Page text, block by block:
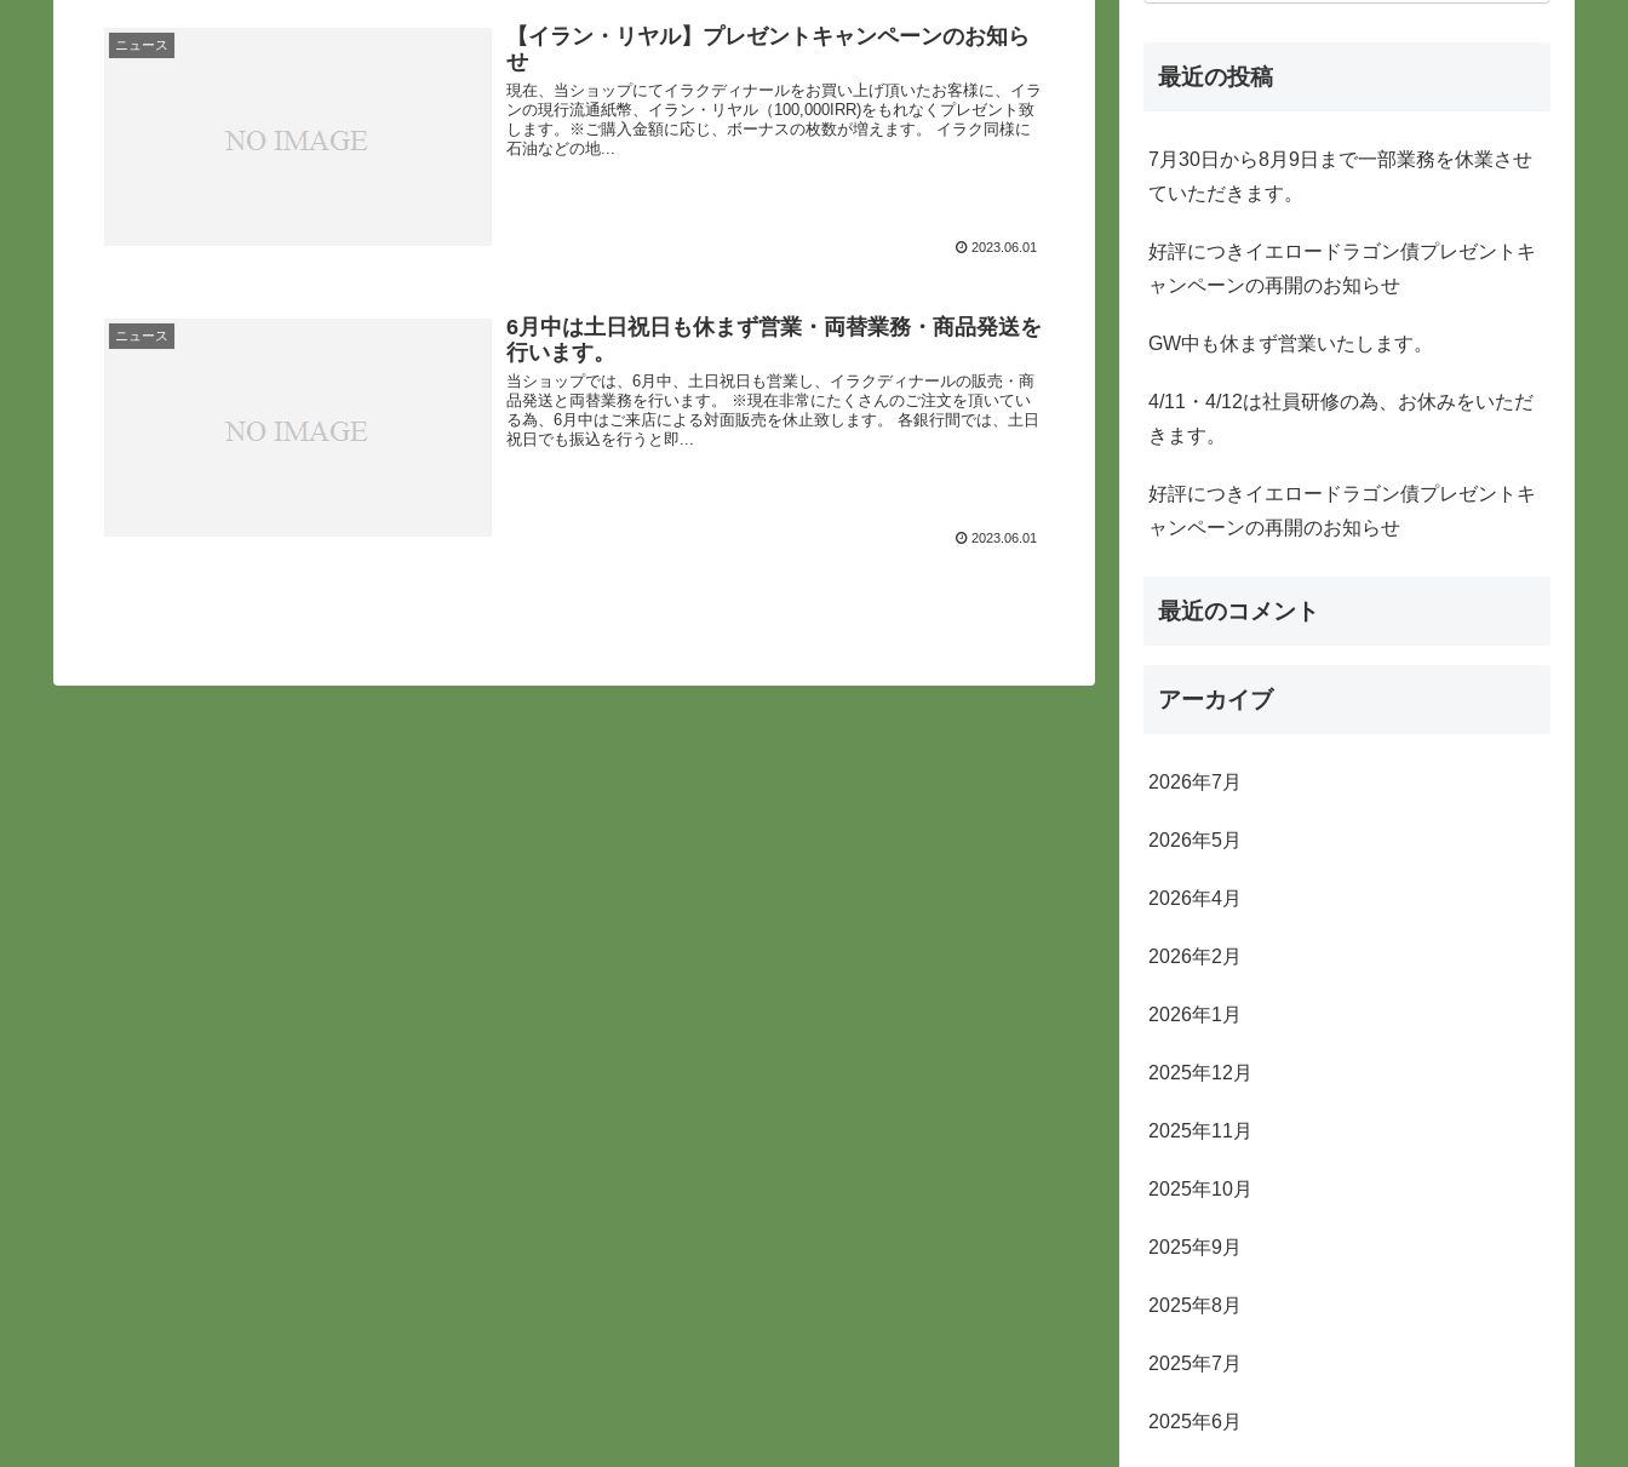
ニュース
【イラン・リヤル】プレゼントキャンペーンのお知ら
せ
現在、当ショップにてイラクディナールをお買い上げ頂いたお客様に、イラ
ンの現行流通紙幣、イラン・リヤル（100,000IRR)をもれなくプレゼント致
します。※ご購入金額に応じ、ボーナスの枚数が増えます。 イラク同様に
石油などの地...
2023.06.01
ニュース
6月中は土日祝日も休まず営業・両替業務・商品発送を
行います。
当ショップでは、6月中、土日祝日も営業し、イラクディナールの販売・商
品発送と両替業務を行います。 ※現在非常にたくさんのご注文を頂いてい
る為、6月中はご来店による対面販売を休止致します。 各銀行間では、土日
祝日でも振込を行うと即...
2023.06.01
最近の投稿
7月30日から8月9日まで一部業務を休業させ
ていただきます。
好評につきイエロードラゴン債プレゼントキ
ャンペーンの再開のお知らせ
GW中も休まず営業いたします。
4/11・4/12は社員研修の為、お休みをいただ
きます。
好評につきイエロードラゴン債プレゼントキ
ャンペーンの再開のお知らせ
最近のコメント
アーカイブ
2026年7月
2026年5月
2026年4月
2026年2月
2026年1月
2025年12月
2025年11月
2025年10月
2025年9月
2025年8月
2025年7月
2025年6月